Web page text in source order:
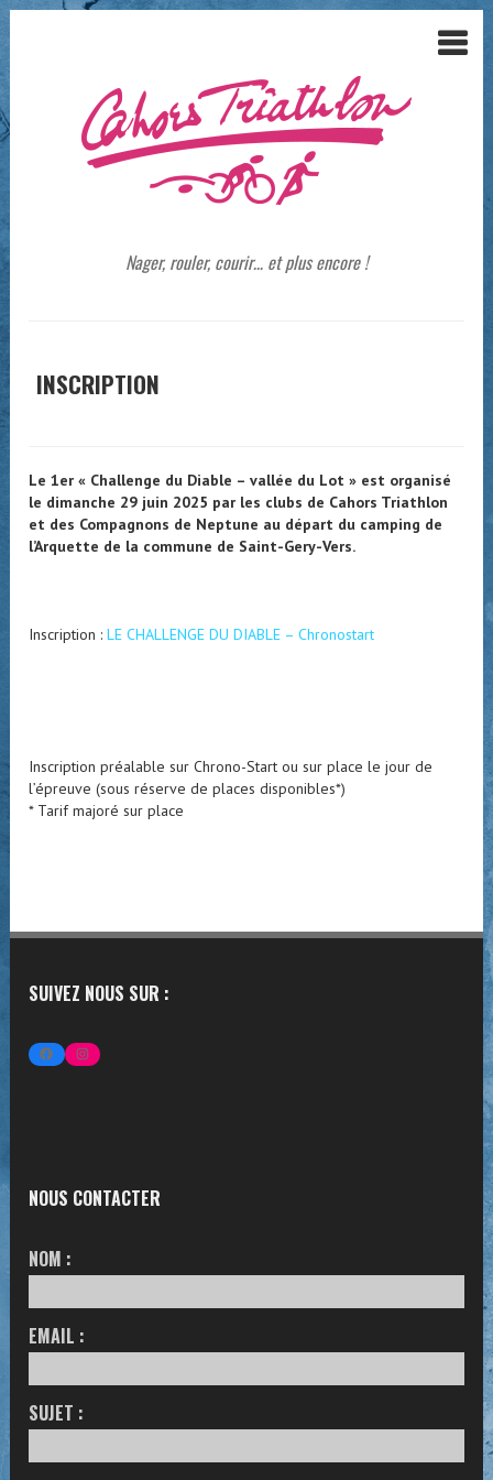
Nager, rouler, courir… et plus encore !
INSCRIPTION
Le 1er « Challenge du Diable – vallée du Lot » est organisé
le dimanche 29 juin 2025 par les clubs de Cahors Triathlon
et des Compagnons de Neptune au départ du camping de
l’Arquette de la commune de Saint-Gery-Vers.
Inscription :LE CHALLENGE DU DIABLE – Chronostart
Inscription préalable sur Chrono-Start ou sur place le jour de
l’épreuve (sous réserve de places disponibles*)
* Tarif majoré sur place
SUIVEZ NOUS SUR :
FACEBOOKINSTAGRAM
NOUS CONTACTER
NOM :
EMAIL :
SUJET :